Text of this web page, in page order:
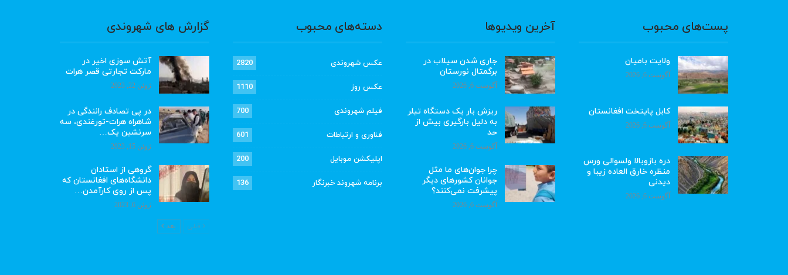
پست‌های محبوب
ولایت بامیان
آگوست 6, 2026
کابل پایتخت افغانستان
آگوست 6, 2026
دره بازوبالا ولسوالی ورس
منظره خارق العاده زیبا و
دیدنی
آگوست 6, 2026
آخرین ویدیوها
جاری شدن سیلاب در
برگمتال نورستان
آگوست 6, 2026
ریزش بار یک دستگاه تیلر
به دلیل بارگیری بیش از
حد
آگوست 6, 2026
چرا جوان‌های ما مثل
جوانان کشورهای دیگر
پیشرفت نمی‌کنند؟
آگوست 6, 2026
دسته‌های محبوب
عکس شهروندی 2820
عکس روز 1110
فیلم شهروندی 700
فناوری و ارتباطات 601
اپلیکشن موبایل 200
برنامه شهروند خبرنگار 136
گزارش های شهروندی
آتش سوزی اخیر در
مارکت تجارتی قصر هرات
ژوئن 22, 2023
در پی تصادف رانندگی در
شاهراه هرات-تورغندی، سه
سرنشین یک…
ژوئن 15, 2023
گروهی از استادان
دانشگاه‌های افغانستان که
پس از روی کارآمدن…
ژوئن 6, 2023
قبلی بعد